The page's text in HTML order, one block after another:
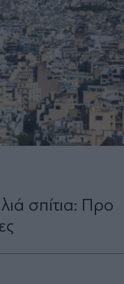
σπίτια: Προ